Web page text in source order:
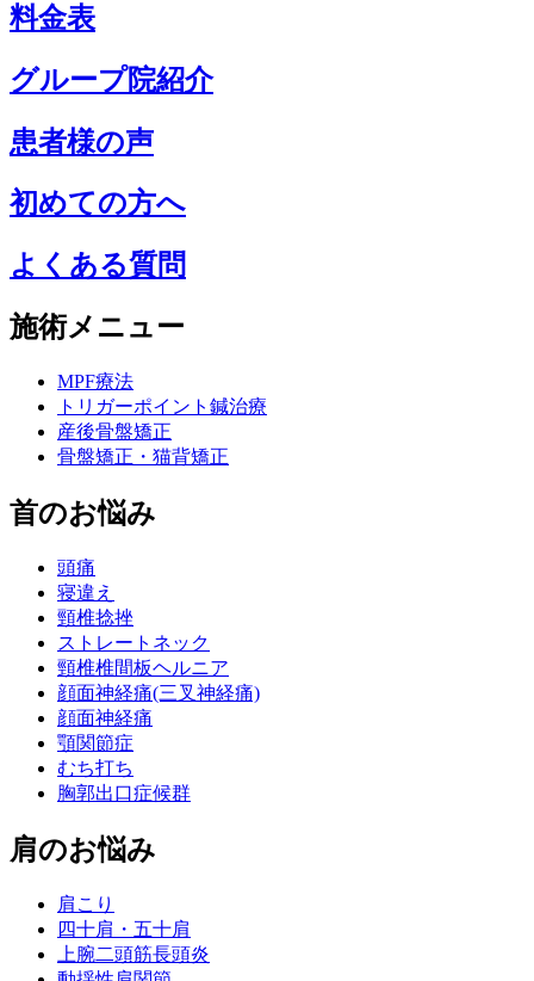
料金表
グループ院紹介
患者様の声
初めての方へ
よくある質問
施術メニュー
MPF療法
トリガーポイント鍼治療
産後骨盤矯正
骨盤矯正・猫背矯正
首のお悩み
頭痛
寝違え
頸椎捻挫
ストレートネック
頸椎椎間板ヘルニア
顔面神経痛(三叉神経痛)
顔面神経痛
顎関節症
むち打ち
胸郭出口症候群
肩のお悩み
肩こり
四十肩・五十肩
上腕二頭筋長頭炎